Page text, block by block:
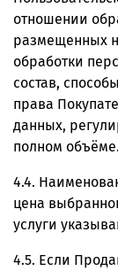
отношении
размещенных
обработки
состав,
права
данных,
полном объёме.
4.4.
цена
услуги
4.5. Если